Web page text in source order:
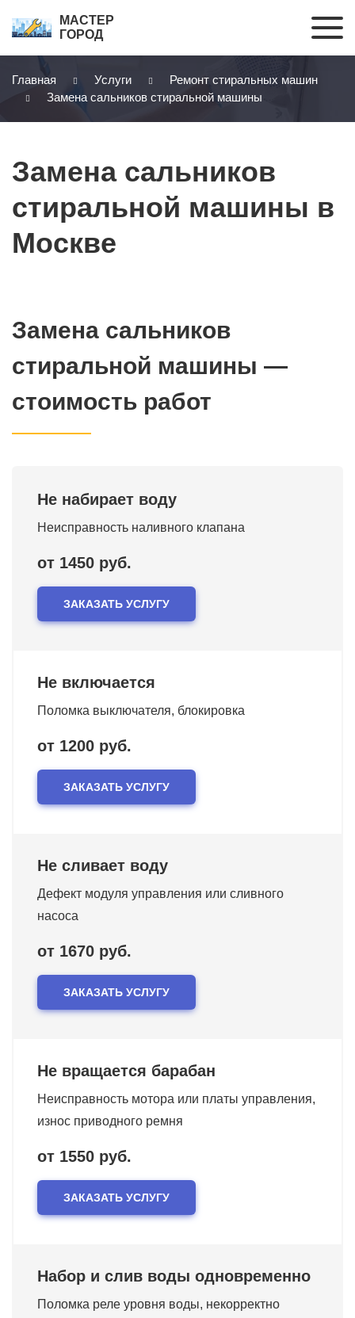
МАСТЕР
ГОРОД
Главная Услуги
Ремонт стиральных машин
Замена сальников стиральной машины
Замена сальников
стиральной машины в
Москве
Замена сальников
стиральной машины —
стоимость работ
Не набирает воду
Неисправность наливного клапана
от 1450 руб.
ЗАКАЗАТЬ УСЛУГУ
Не включается
Поломка выключателя, блокировка
от 1200 руб.
ЗАКАЗАТЬ УСЛУГУ
Не сливает воду
Дефект модуля управления или сливного
насоса
от 1670 руб.
ЗАКАЗАТЬ УСЛУГУ
Не вращается барабан
Неисправность мотора или платы управления,
износ приводного ремня
от 1550 руб.
ЗАКАЗАТЬ УСЛУГУ
Набор и слив воды одновременно
Поломка реле уровня воды, некорректно